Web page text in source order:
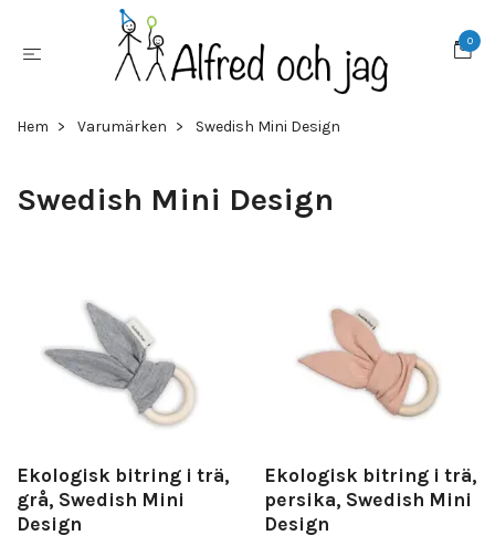
0
Hem Varumärken Swedish Mini Design
Swedish Mini Design
Ekologisk bitring i trä,
grå, Swedish Mini
Design
Ekologisk bitring i trä,
persika, Swedish Mini
Design